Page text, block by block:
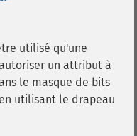
utilisé qu'une
un attribut à
le masque de bits
en utilisant le drapeau